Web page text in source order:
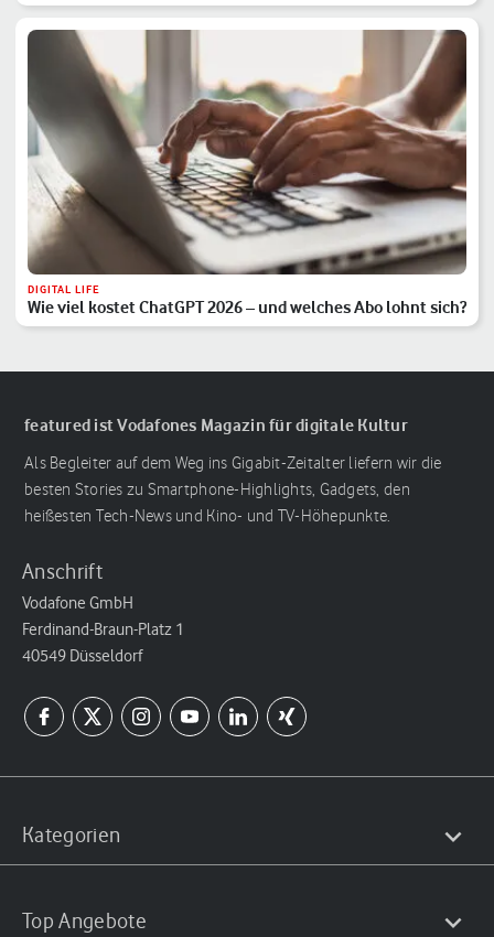
DIGITAL LIFE
Wie viel kostet ChatGPT 2026 – und welches Abo lohnt sich?
featured ist Vodafones Magazin für digitale Kultur
Als Begleiter auf dem Weg ins Gigabit-Zeitalter liefern wir die
besten Stories zu Smartphone-Highlights, Gadgets, den
heißesten Tech-News und Kino- und TV-Höhepunkte.
Anschrift
Vodafone GmbH
Ferdinand-Braun-Platz 1
40549 Düsseldorf
Kategorien
Top Angebote